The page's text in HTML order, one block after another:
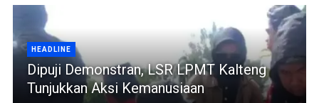
HEADLINE
Dipuji Demonstran, LSR LPMT Kalteng
Tunjukkan Aksi Kemanusiaan